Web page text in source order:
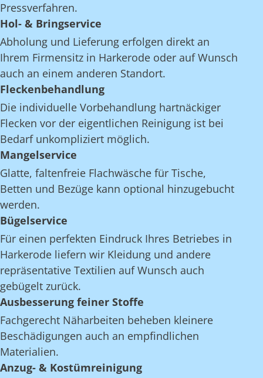
Pressverfahren.
Hol- & Bringservice
Abholung und Lieferung erfolgen direkt an
Ihrem Firmensitz in Harkerode oder auf Wunsch
auch an einem anderen Standort.
Fleckenbehandlung
Die individuelle Vorbehandlung hartnäckiger
Flecken vor der eigentlichen Reinigung ist bei
Bedarf unkompliziert möglich.
Mangelservice
Glatte, faltenfreie Flachwäsche für Tische,
Betten und Bezüge kann optional hinzugebucht
werden.
Bügelservice
Für einen perfekten Eindruck Ihres Betriebes in
Harkerode liefern wir Kleidung und andere
repräsentative Textilien auf Wunsch auch
gebügelt zurück.
Ausbesserung feiner Stoffe
Fachgerecht Näharbeiten beheben kleinere
Beschädigungen auch an empfindlichen
Materialien.
Anzug- & Kostümreinigung